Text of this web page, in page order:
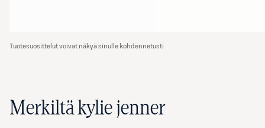
Tuotesuosittelut voivat näkyä sinulle kohdennetusti
Merkiltä kylie jenner